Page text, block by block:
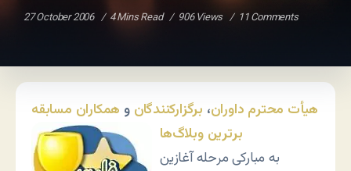
27 October 2006 4 Mins Read 906 Views 11 Comments
هیأت محترم داوران، برگزارکنندگان و همکاران مسابقه
برترین وبلاگ‌ها
به مبارکی مرحله آغازین